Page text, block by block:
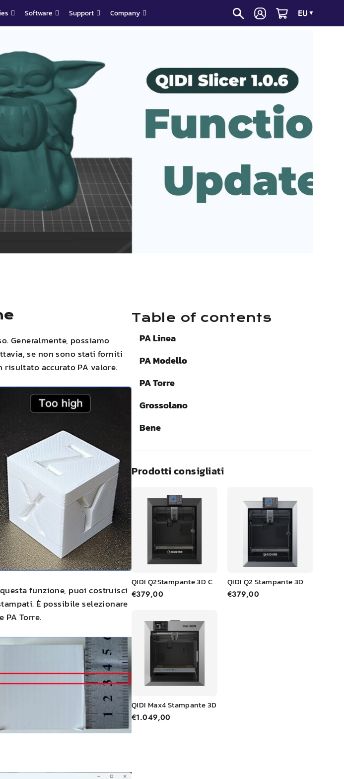
Software Support Company EU ▼
Generalmente, possiamo
se non sono stati forniti
risultato accuratoPA valore.
funzione, puoi costruisci
È possibile selezionare
PA Torre.
Table of contents
PALinea
PAModello
PATorre
Grossolano
Bene
Prodotti consigliati
QIDI Q2Stampante 3D C
€379,00
QIDI Q2 Stampante 3D
€379,00
QIDI Max4 Stampante 3D
€1.049,00